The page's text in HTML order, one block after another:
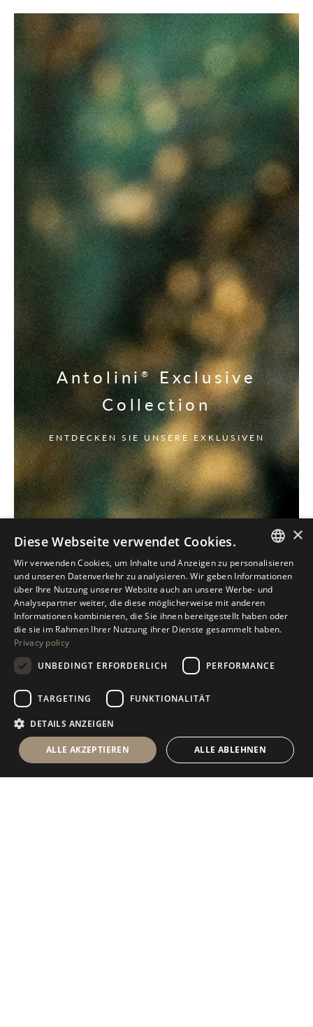
Antolini® Exclusive
Collection
ENTDECKEN SIE UNSERE EXKLUSIVEN
ITALIAN
ENGLISH
SPANISH
RUSSIAN
×
Diese Webseite verwendet Cookies.
Wir verwenden Cookies, um Inhalte und Anzeigen zu personalisieren
und unseren Datenverkehr zu analysieren. Wir geben Informationen
über Ihre Nutzung unserer Website auch an unsere Werbe- und
Analysepartner weiter, die diese möglicherweise mit anderen
Informationen kombinieren, die Sie ihnen bereitgestellt haben oder
die sie im Rahmen Ihrer Nutzung ihrer Dienste gesammelt haben.
Privacy policy
UNBEDINGT ERFORDERLICH
PERFORMANCE
TARGETING FUNKTIONALITÄT
DETAILS ANZEIGEN
ALLE AKZEPTIEREN ALLE ABLEHNEN